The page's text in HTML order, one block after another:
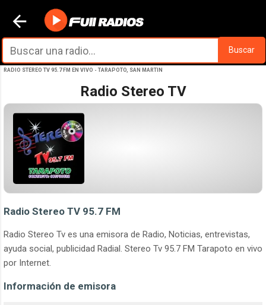
Ir al contenido principal
Buscar
RADIO STEREO TV 95.7 FM EN VIVO - TARAPOTO, SAN MARTIN
Radio Stereo TV
Radio Stereo TV 95.7 FM
Radio Stereo Tv es una emisora de Radio, Noticias, entrevistas,
ayuda social, publicidad Radial. Stereo Tv 95.7 FM Tarapoto en vivo
por Internet.
Información de emisora